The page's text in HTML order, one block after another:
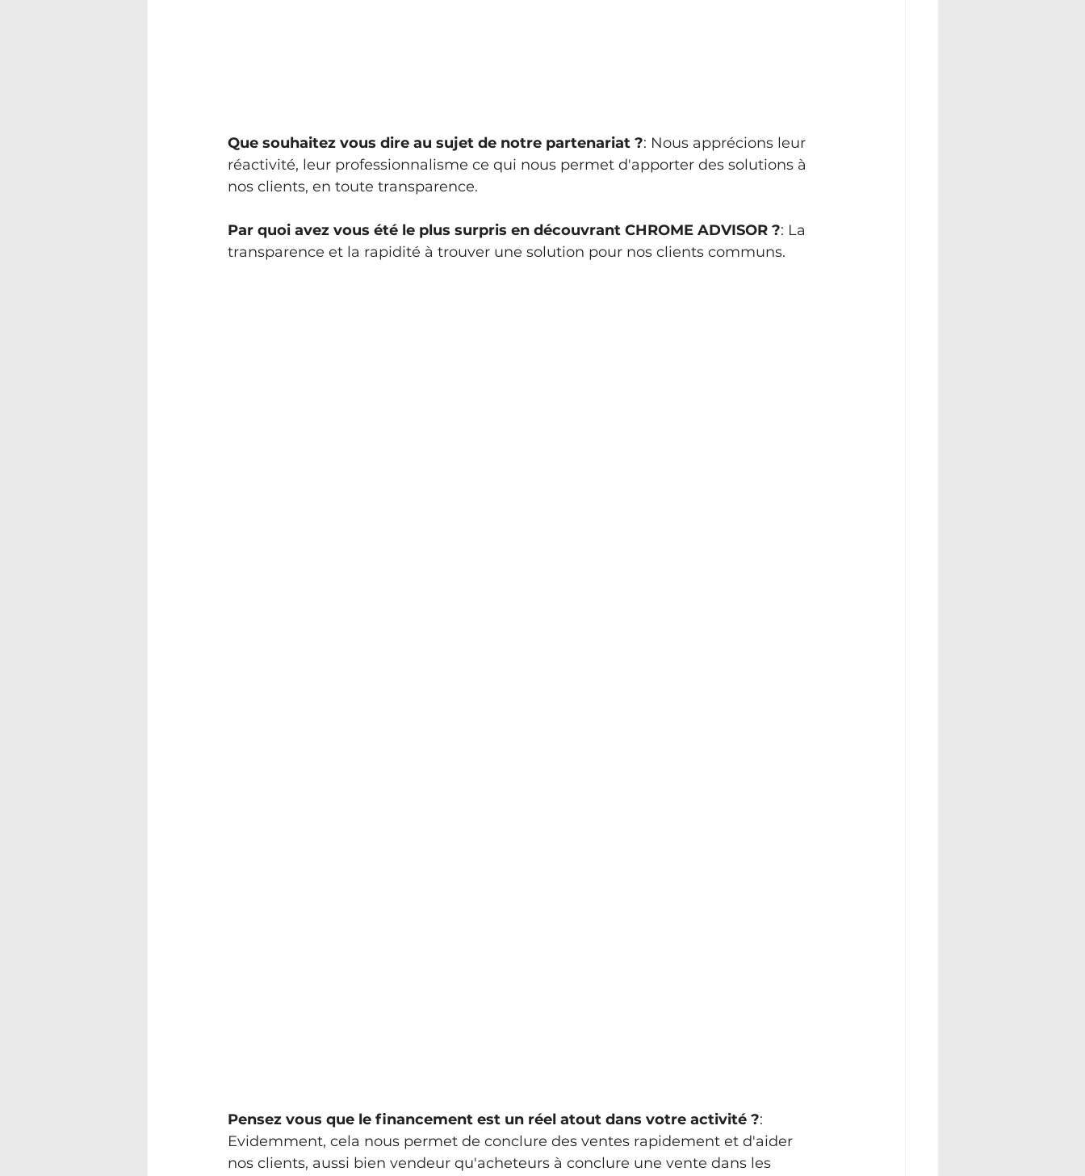
Que souhaitez vous dire au sujet de notre partenariat ?: Nous apprécions leur
réactivité, leur professionnalisme ce qui nous permet d'apporter des solutions à
nos clients, en toute transparence.
Par quoi avez vous été le plus surpris en découvrant CHROME ADVISOR ?: La
transparence et la rapidité à trouver une solution pour nos clients communs.
Pensez vous que le financement est un réel atout dans votre activité ?:
Evidemment, cela nous permet de conclure des ventes rapidement et d'aider
nos clients, aussi bien vendeur qu'acheteurs à conclure une vente dans les